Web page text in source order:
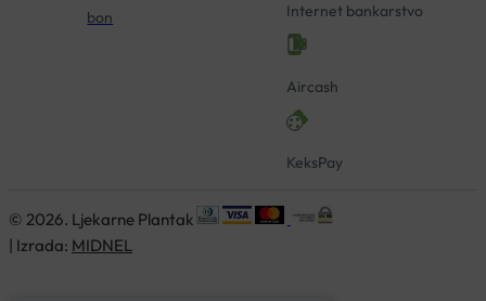
bon
Internet bankarstvo
Aircash
KeksPay
© 2026. Ljekarne Plantak
| Izrada: MIDNEL